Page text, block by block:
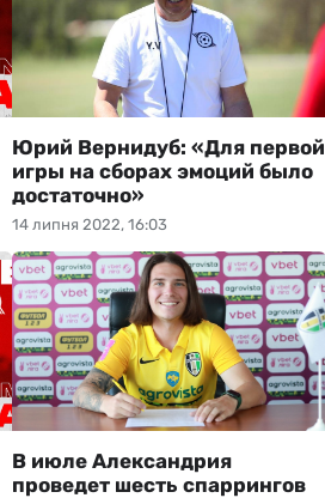
14 липня 2022, 16:03
Юрий Вернидуб: «Для первой
игры на сборах эмоций было
достаточно»
В июле Александрия
проведет шесть спаррингов